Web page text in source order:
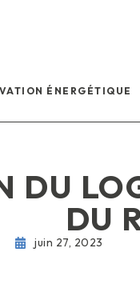
ÉNERGÉTIQUE
DU
DU
juin 27, 2023